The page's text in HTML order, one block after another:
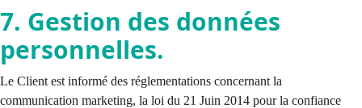
7. Gestion des données
personnelles.
Le Client est informé des réglementations concernant la
communication marketing, la loi du 21 Juin 2014 pour la confiance